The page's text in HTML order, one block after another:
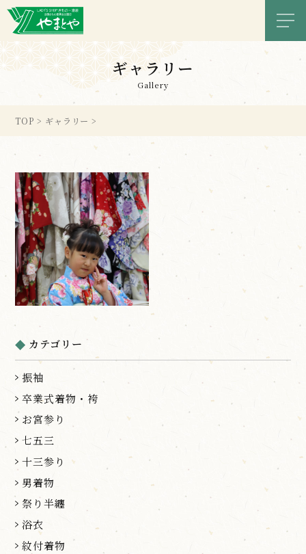
メ
ギャラリー
Gallery
TOP > ギャラリー >
カテゴリー
振袖
卒業式着物・袴
お宮参り
七五三
十三参り
男着物
祭り半纏
浴衣
紋付着物